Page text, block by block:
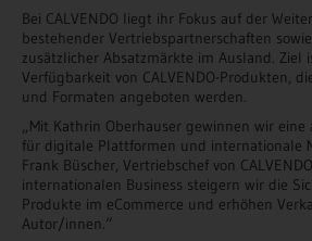
Bei CALVENDO liegt ihr Fokus auf der
bestehender Vertriebspartnerschaften
zusätzlicher Absatzmärkte im Ausland. Ziel
Verfügbarkeit von CALVENDO-Produkten,
und Formaten angeboten werden.
„Mit Kathrin Oberhauser gewinnen wir
für digitale Plattformen und internationale
Frank Büscher, Vertriebschef von
internationalen Business steigern wir die
Produkte im eCommerce und erhöhen
Autor/innen.“